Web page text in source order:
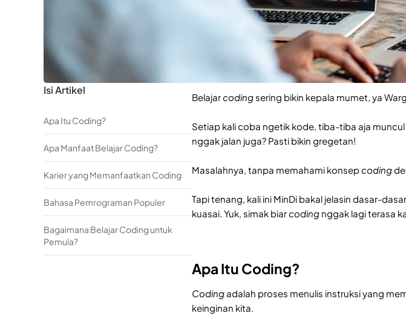
Isi Artikel
Apa Itu Coding?
Apa Manfaat Belajar Coding?
Karier yang Memanfaatkan Coding
Bahasa Pemrograman Populer
Bagaimana Belajar Coding untuk
Pemula?
Belajarcodingsering bikin kepala mumet, ya
Setiap kali coba ngetik kode, tiba-tiba aja muncul
nggak jalan juga? Pasti bikin gregetan!
Masalahnya, tanpa memahami konsepcoding
Tapi tenang, kali ini MinDi bakal jelasin dasar-dasar
kuasai. Yuk, simak biarcoding nggak lagi terasa
Apa Itu Coding?
Codingadalah proses menulis instruksi yang
keinginan kita.